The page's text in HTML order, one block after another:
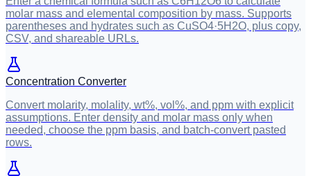
molar mass and elemental composition by mass. Supports
parentheses and hydrates such as CuSO4·5H2O, plus copy,
CSV, and shareable URLs.
Concentration Converter
Convert molarity, molality, wt%, vol%, and ppm with explicit
assumptions. Enter density and molar mass only when
needed, choose the ppm basis, and batch-convert pasted
rows.